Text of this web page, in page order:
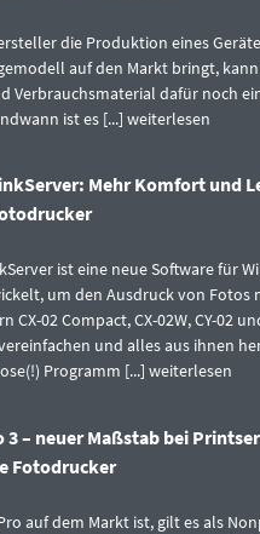
die Produktion eines
auf den Markt bringt,
Verbrauchsmaterial dafür noch
ist es [...]weiterlesen
Mehr Komfort und
ist eine neue Software für
um den Ausdruck von Fotos
CX-02 Compact, CX-02W, CY-02
und alles aus ihnen
Programm [...]weiterlesen
3 – neuer Maßstab bei
Fotodrucker
auf dem Markt ist, gilt es als